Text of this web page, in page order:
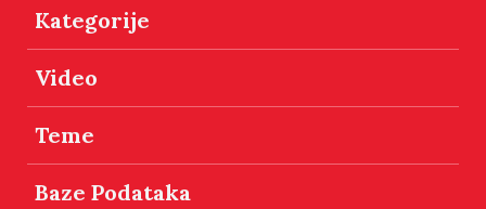
Kategorije
Video
Teme
Baze Podataka